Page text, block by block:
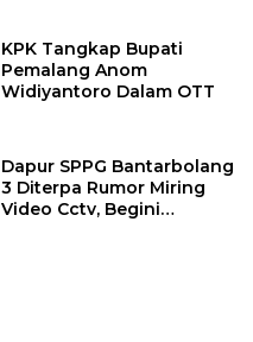
KPK Tangkap Bupati
Pemalang Anom
Widiyantoro Dalam OTT
Dapur SPPG Bantarbolang
3 Diterpa Rumor Miring
Video Cctv, Begini